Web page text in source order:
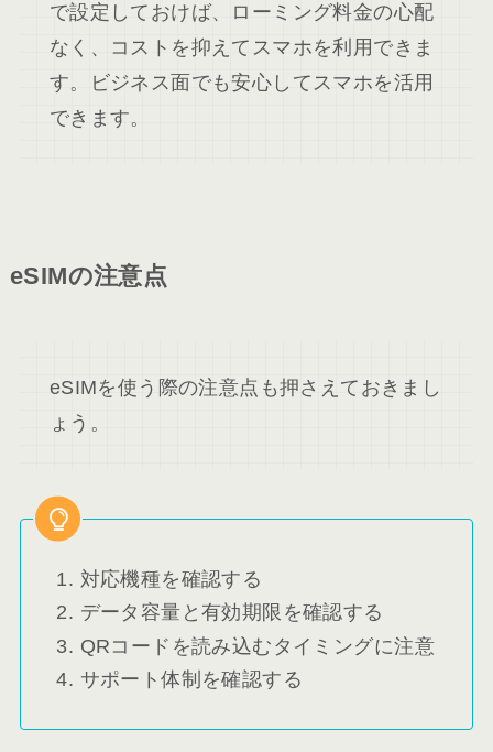
で設定しておけば、ローミング料金の心配
なく、コストを抑えてスマホを利用できま
す。ビジネス面でも安心してスマホを活用
できます。
eSIMの注意点
eSIMを使う際の注意点も押さえておきまし
ょう。
対応機種を確認する
データ容量と有効期限を確認する
QRコードを読み込むタイミングに注意
サポート体制を確認する